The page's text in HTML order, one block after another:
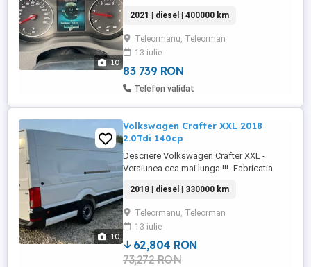
10
spate -Versiunea cea mai lunga -3 locuri -
masina este Full -Volan piele , comenzi pe
volan -Pilot automat -Computer bord -
Navigatia ce mare ( originala ) -GPS full
Europa -Ceasuri ...
2021 | diesel | 400000 km
Teleormanu, Teleorman
13 iulie
83 739 RON
Telefon validat
10
Volkswagen Crafter XXL 2018
2.0Tdi 140cp
Descriere Volkswagen Crafter XXL -
Versiunea cea mai lunga !!! -Fabricatia
motor bun! -140 cp -Euro 6 -Cutie 6+1 -
Tractiune fata -Consum 8% -3 locuri -AC -
Navigatie mare -Camera video -Pilot
automat -Computer bord -Volan piele -
Geamuri electrice -Oglinzi electrice -Start
...
2018 | diesel | 330000 km
Teleormanu, Teleorman
13 iulie
62,804 RON
73,272 RON